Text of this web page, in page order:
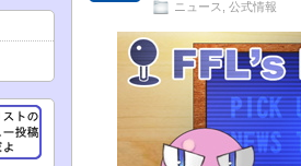
ニュース 公式情報